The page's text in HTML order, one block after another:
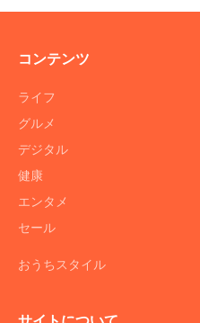
コンテンツ
ライフ
グルメ
デジタル
健康
エンタメ
セール
おうちスタイル